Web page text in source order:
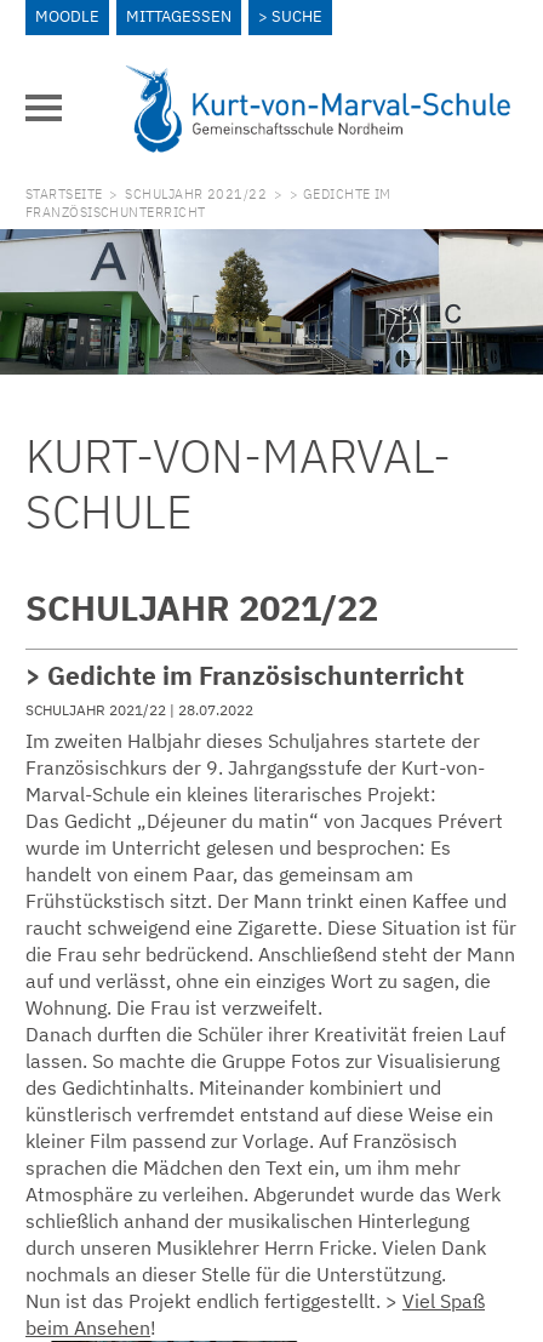
MOODLE MITTAGESSEN SUCHE
STARTSEITE > SCHULJAHR 2021/22 > > GEDICHTE IM
FRANZÖSISCHUNTERRICHT
KURT-VON-MARVAL-
SCHULE
SCHULJAHR 2021/22
> Gedichte im Französischunterricht
SCHULJAHR 2021/22 | 28.07.2022
Im zweiten Halbjahr dieses Schuljahres startete der
Französischkurs der 9. Jahrgangsstufe der Kurt-von-
Marval-Schule ein kleines literarisches Projekt:
Das Gedicht „Déjeuner du matin“ von Jacques Prévert
wurde im Unterricht gelesen und besprochen: Es
handelt von einem Paar, das gemeinsam am
Frühstückstisch sitzt. Der Mann trinkt einen Kaffee und
raucht schweigend eine Zigarette. Diese Situation ist für
die Frau sehr bedrückend. Anschließend steht der Mann
auf und verlässt, ohne ein einziges Wort zu sagen, die
Wohnung. Die Frau ist verzweifelt.
Danach durften die Schüler ihrer Kreativität freien Lauf
lassen. So machte die Gruppe Fotos zur Visualisierung
des Gedichtinhalts. Miteinander kombiniert und
künstlerisch verfremdet entstand auf diese Weise ein
kleiner Film passend zur Vorlage. Auf Französisch
sprachen die Mädchen den Text ein, um ihm mehr
Atmosphäre zu verleihen. Abgerundet wurde das Werk
schließlich anhand der musikalischen Hinterlegung
durch unseren Musiklehrer Herrn Fricke. Vielen Dank
nochmals an dieser Stelle für die Unterstützung.
Nun ist das Projekt endlich fertiggestellt. > Viel Spaß
beim Ansehen!